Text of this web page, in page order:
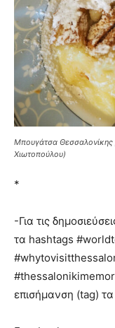
Μπουγάτσα Θεσσαλονίκης
Χιωτοπούλου)
*
-Για τις
τα hashtags
επισήμανση (tag)